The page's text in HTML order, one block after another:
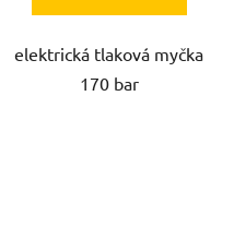
elektrická tlaková myčka
170 bar